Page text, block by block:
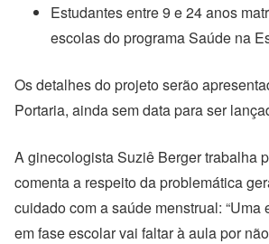
Estudantes entre 9 e 24 anos
escolas do programa Saúde na
Os detalhes do projeto serão
Portaria, ainda sem data para ser
A ginecologista Suziê Berger trabalha
comenta a respeito da problemática
cuidado com a saúde menstrual: “Uma
em fase escolar vai faltar à aula por